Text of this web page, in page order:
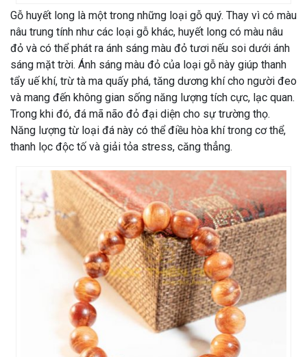
Gỗ huyết long là một trong những loại gỗ quý. Thay vì có màu
nâu trung tính như các loại gỗ khác, huyết long có màu nâu
đỏ và có thể phát ra ánh sáng màu đỏ tươi nếu soi dưới ánh
sáng mặt trời. Ánh sáng màu đỏ của loại gỗ này giúp thanh
tẩy uế khí, trừ tà ma quấy phá, tăng dương khí cho người đeo
và mang đến không gian sống năng lượng tích cực, lạc quan.
Trong khi đó, đá mã não đỏ đại diện cho sự trường thọ.
Năng lượng từ loại đá này có thể điều hòa khí trong cơ thể,
thanh lọc độc tố và giải tỏa stress, căng thẳng.